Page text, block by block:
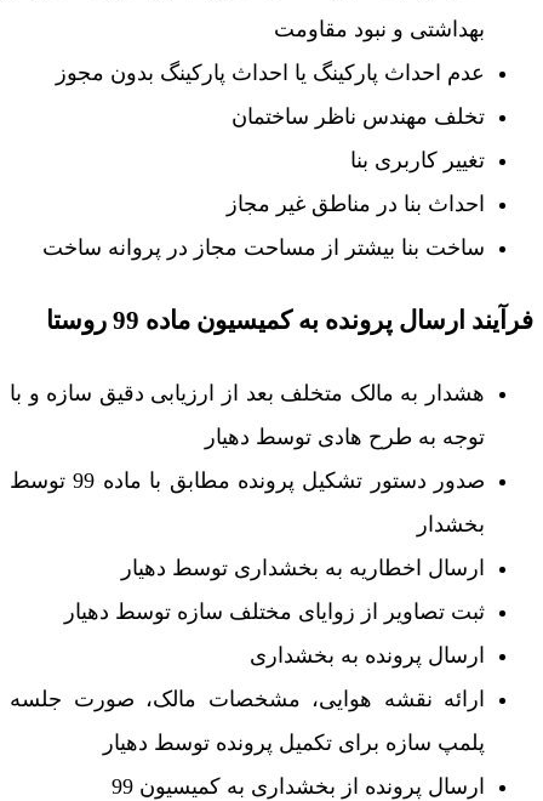
بهداشتی و نبود مقاومت
عدم احداث پارکینگ یا احداث پارکینگ بدون مجوز
تخلف مهندس ناظر ساختمان
تغییر کاربری بنا
احداث بنا در مناطق غیر مجاز
ساخت بنا بیشتر از مساحت مجاز در پروانه ساخت
فرآیند ارسال پرونده به کمیسیون ماده 99 روستا
هشدار به مالک متخلف بعد از ارزیابی دقیق سازه و با
توجه به طرح هادی توسط دهیار
صدور دستور تشکیل پرونده مطابق با ماده 99 توسط
بخشدار
ارسال اخطاریه به بخشداری توسط دهیار
ثبت تصاویر از زوایای مختلف سازه توسط دهیار
ارسال پرونده به بخشداری
ارائه نقشه هوایی، مشخصات مالک، صورت جلسه
پلمپ سازه برای تکمیل پرونده توسط دهیار
ارسال پرونده از بخشداری به کمیسیون 99